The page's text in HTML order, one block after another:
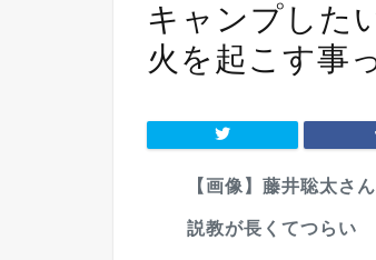
キャンプした
火を起こす事
【画像】藤井聡太さ
説教が長くてつらい